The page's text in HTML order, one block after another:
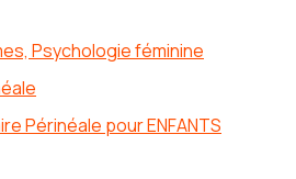
Psychologie féminine
Périnéale pour ENFANTS